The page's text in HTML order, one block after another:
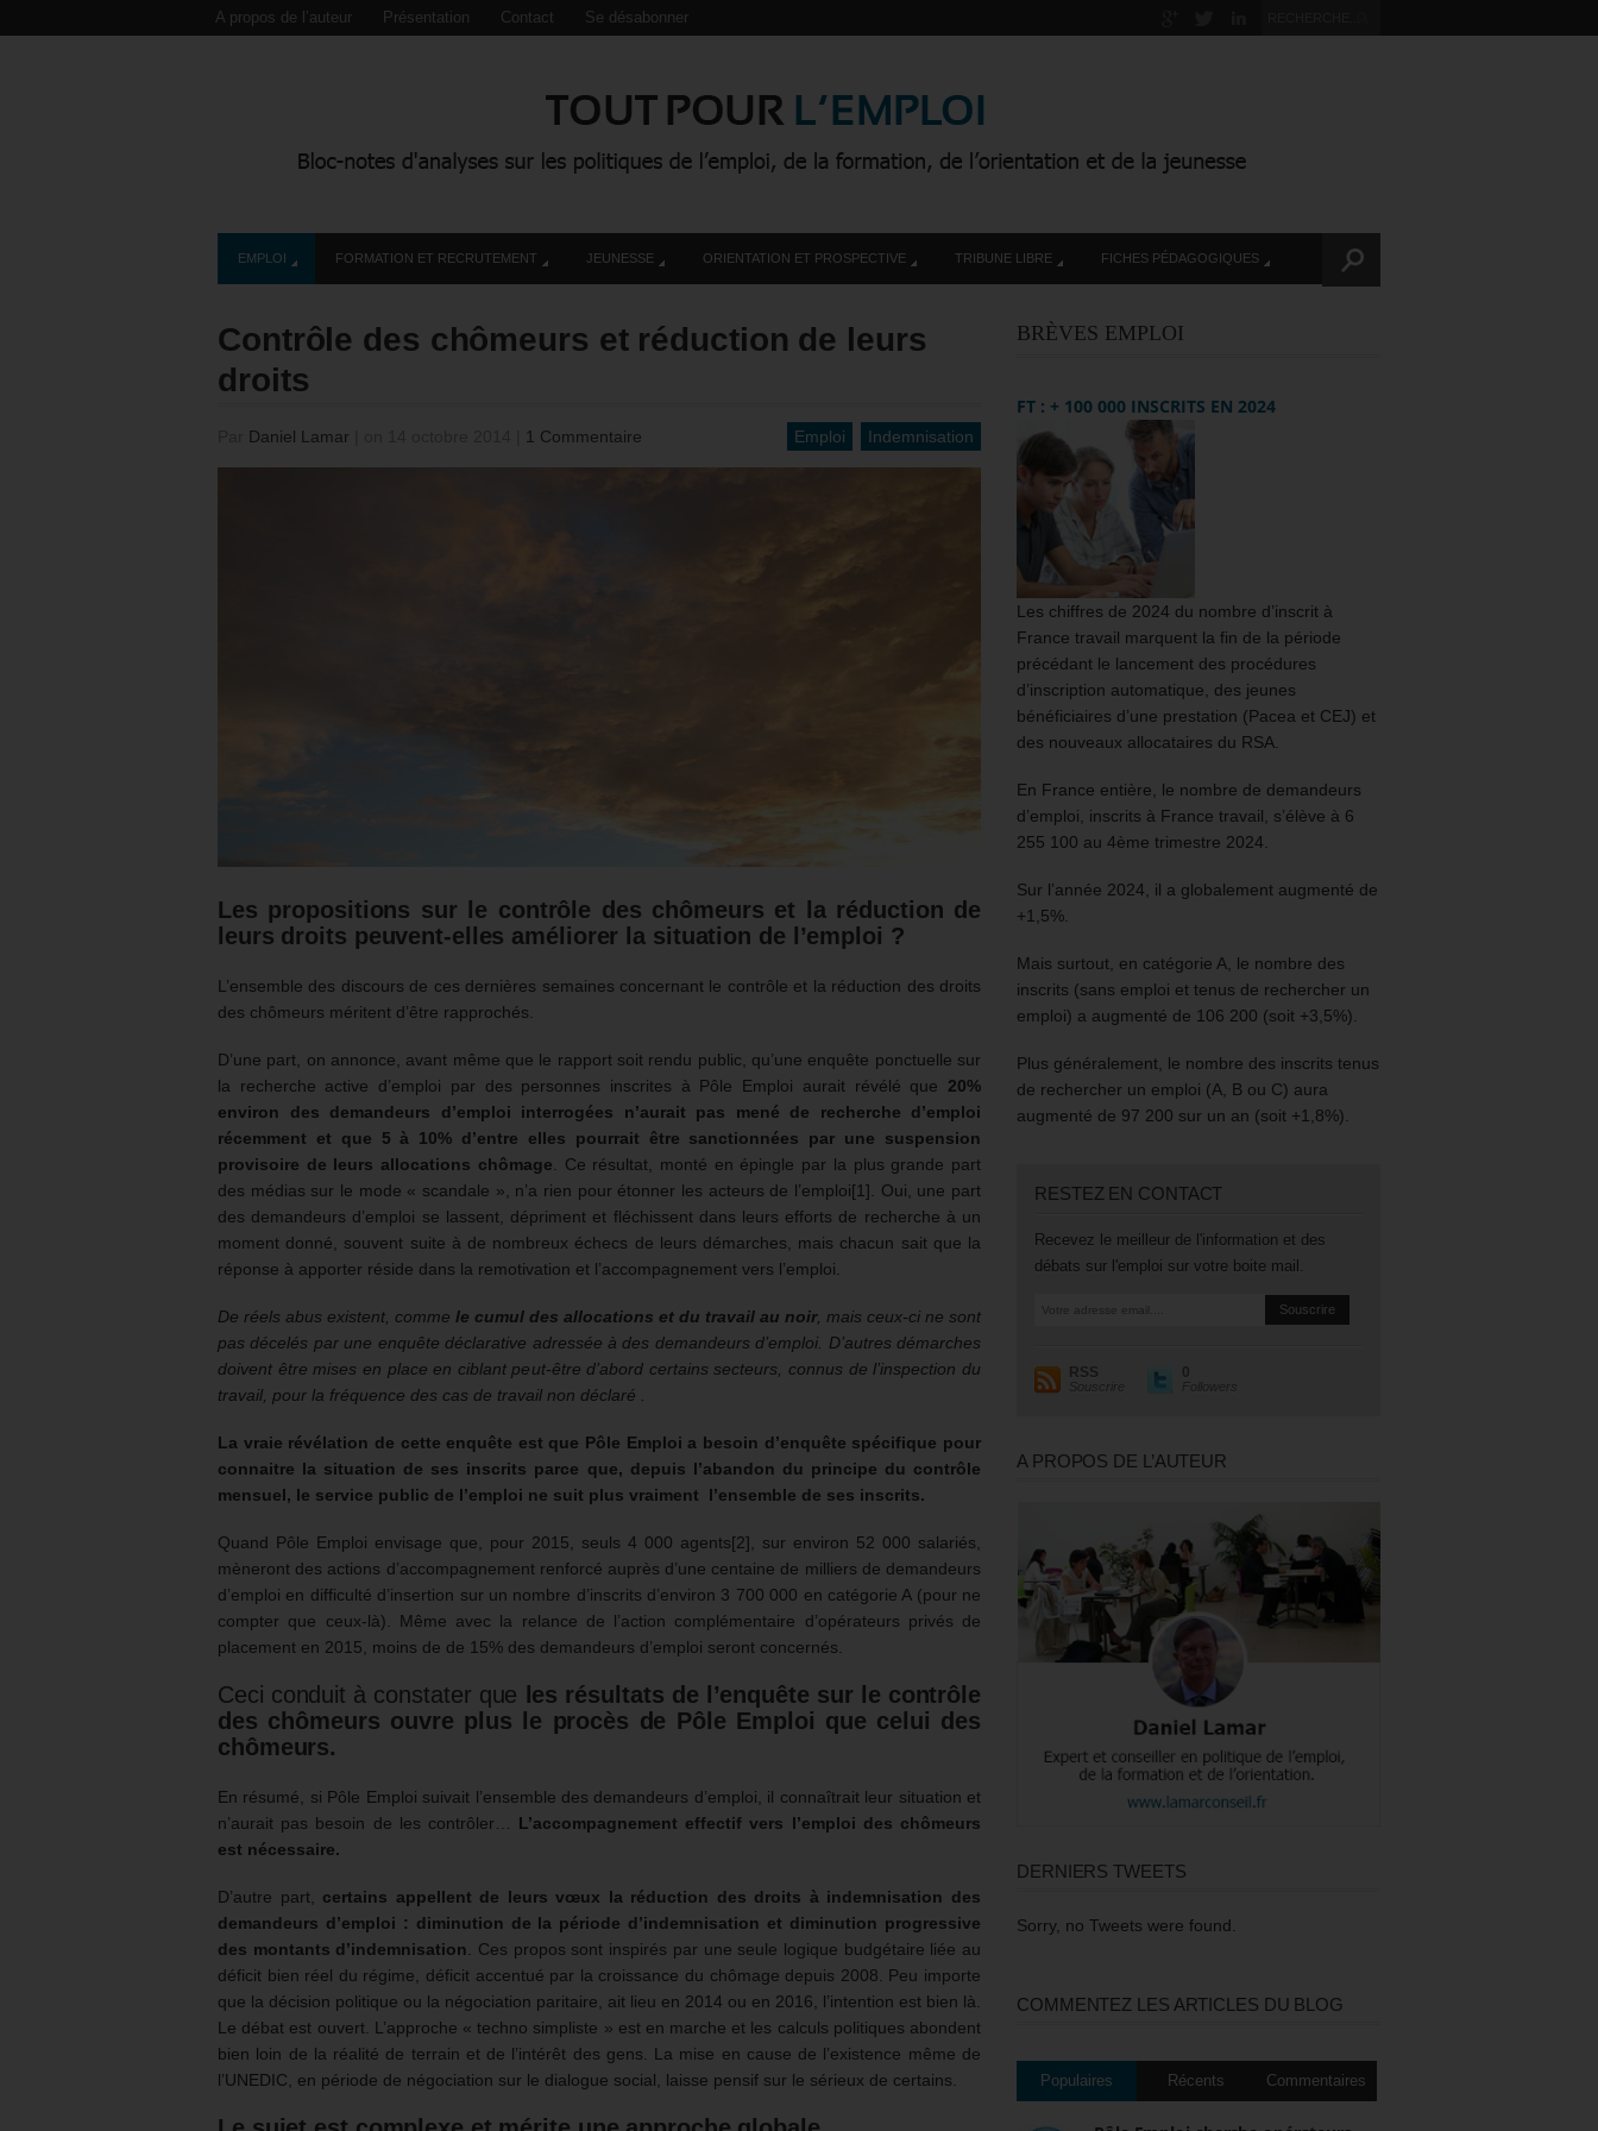
A propos de l’auteur Présentation Contact Se désabonner
EMPLOI FORMATION ET RECRUTEMENT JEUNESSE ORIENTATION ET PROSPECTIVE TRIBUNE LIBRE FICHES PÉDAGOGIQUES
Contrôle des chômeurs et réduction de leurs
droits
Daniel Lamar 1 Commentaire Emploi Indemnisation
Les propositions sur le contrôle des chômeurs et la réduction de
leurs droits peuvent-elles améliorer la situation de l’emploi ?
L’ensemble des discours de ces dernières semaines concernant le contrôle et la réduction des droits
des chômeurs méritent d’être rapprochés.
D’une part, on annonce, avant même que le rapport soit rendu public, qu’une enquête ponctuelle sur
la recherche active d’emploi par des personnes inscrites à Pôle Emploi aurait révélé que 20%
environ des demandeurs d’emploi interrogées n’aurait pas mené de recherche d’emploi
récemment et que 5 à 10% d’entre elles pourrait être sanctionnées par une suspension
provisoire de leurs allocations chômage . Ce résultat, monté en épingle par la plus grande part
des médias sur le mode « scandale », n’a rien pour étonner les acteurs de l’emploi[1]. Oui, une part
des demandeurs d’emploi se lassent, dépriment et fléchissent dans leurs efforts de recherche à un
moment donné, souvent suite à de nombreux échecs de leurs démarches, mais chacun sait que la
réponse à apporter réside dans la remotivation et l’accompagnement vers l’emploi.
De réels abus existent, comme le cumul des allocations et du travail au noir, mais ceux-ci ne sont
pas décelés par une enquête déclarative adressée à des demandeurs d’emploi. D’autres démarches
doivent être mises en place en ciblant peut-être d’abord certains secteurs, connus de l’inspection du
travail, pour la fréquence des cas de travail non déclaré .
La vraie révélation de cette enquête est que Pôle Emploi a besoin d’enquête spécifique pour
connaitre la situation de ses inscrits parce que, depuis l’abandon du principe du contrôle
mensuel, le service public de l’emploi ne suit plus vraiment l’ensemble de ses inscrits.
Quand Pôle Emploi envisage que, pour 2015, seuls 4 000 agents[2], sur environ 52 000 salariés,
mèneront des actions d’accompagnement renforcé auprès d’une centaine de milliers de demandeurs
d’emploi en difficulté d’insertion sur un nombre d’inscrits d’environ 3 700 000 en catégorie A (pour ne
compter que ceux-là). Même avec la relance de l’action complémentaire d’opérateurs privés de
placement en 2015, moins de de 15% des demandeurs d’emploi seront concernés.
Ceci conduit à constater que
les résultats de l’enquête sur le contrôle
des chômeurs ouvre plus le procès de Pôle Emploi que celui des
chômeurs.
En résumé, si Pôle Emploi suivait l’ensemble des demandeurs d’emploi, il connaîtrait leur situation et
n’aurait pas besoin de les contrôler… L’accompagnement effectif vers l’emploi des chômeurs
est nécessaire.
D’autre part, certains appellent de leurs vœux la réduction des droits à indemnisation des
demandeurs d’emploi : diminution de la période d’indemnisation et diminution progressive
des montants d’indemnisation . Ces propos sont inspirés par une seule logique budgétaire liée au
déficit bien réel du régime, déficit accentué par la croissance du chômage depuis 2008. Peu importe
que la décision politique ou la négociation paritaire, ait lieu en 2014 ou en 2016, l’intention est bien là.
Le débat est ouvert. L’approche « techno simpliste » est en marche et les calculs politiques abondent
bien loin de la réalité de terrain et de l’intérêt des gens. La mise en cause de l’existence même de
l’UNEDIC, en période de négociation sur le dialogue social, laisse pensif sur le sérieux de certains.
BRÈVES EMPLOI
FT : + 100 000 INSCRITS EN 2024
Les chiffres de 2024 du nombre d’inscrit à
France travail marquent la fin de la période
précédant le lancement des procédures
d’inscription automatique, des jeunes
bénéficiaires d’une prestation (Pacea et CEJ) et
des nouveaux allocataires du RSA.
En France entière, le nombre de demandeurs
d’emploi, inscrits à France travail, s’élève à 6
255 100 au 4ème trimestre 2024.
Sur l’année 2024, il a globalement augmenté de
+1,5%.
Mais surtout, en catégorie A, le nombre des
inscrits (sans emploi et tenus de rechercher un
emploi) a augmenté de 106 200 (soit +3,5%).
Plus généralement, le nombre des inscrits tenus
de rechercher un emploi (A, B ou C) aura
augmenté de 97 200 sur un an (soit +1,8%).
RESTEZ EN CONTACT
Recevez le meilleur de l'information et des
débats sur l'emploi sur votre boite mail.
RSS
Souscrire
0
Followers
A PROPOS DE L’AUTEUR
DERNIERS TWEETS
Sorry, no Tweets were found.
COMMENTEZ LES ARTICLES DU BLOG
Populaires Récents Commentaires